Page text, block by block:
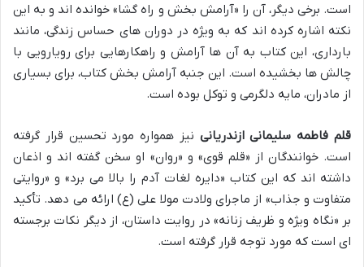
است. برخی دیگر، آن را «آرامش بخش و راه گشا» خوانده اند و به این
نکته اشاره کرده اند که به ویژه در دوران های حساس زندگی، مانند
بارداری، این کتاب به آن ها آرامش و راهکارهایی برای رویارویی با
چالش ها بخشیده است. این جنبه آرامش بخش کتاب، برای بسیاری
از مادران، مایه دلگرمی و توکل بوده است.
قلم فاطمه سلیمانی ازندریانی نیز همواره مورد تحسین قرار گرفته
است. خوانندگان از «قلم قوی» و «روان» او سخن گفته اند و اذعان
داشته اند که این کتاب «دایره لغات آدم را بالا می برد» و «روایتی
متفاوت و جذاب» از ماجرای ولادت مولا علی (ع) ارائه می دهد. تأکید
بر «نگاه ویژه و ظریف زنانه» در روایت داستان، از دیگر نکات برجسته
ای است که مورد توجه قرار گرفته است.